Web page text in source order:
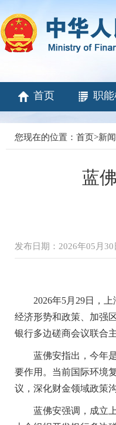
首页 职
您现在的位置： 首页>新
蓝
发布日期：2026年05月30
2026年5月29日，上
经济形势和政策、加强
银行多边磋商会议联合
蓝佛安指出，今年是
要作用。当前国际环境
议，深化财金领域政策
蓝佛安强调，成立上